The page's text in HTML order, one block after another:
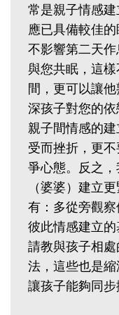
常是親子情感
應已具備較佳
不影響第二天
與您共眠，這
間，更可以讓
深孩子對您
親子間情感的
受而挫折，更
爭心態。反之
（婆婆）建立
有：多從旁觀
彼此情感建立
請教與孩子相
法，這些也是
讓孩子能夠同步